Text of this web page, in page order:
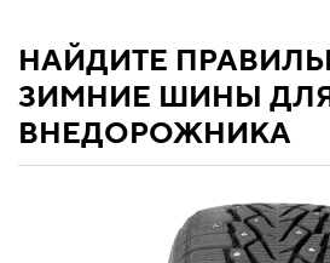
НАЙДИТЕ
ЗИМНИЕ ШИНЫ
ВНЕДОРОЖНИКА